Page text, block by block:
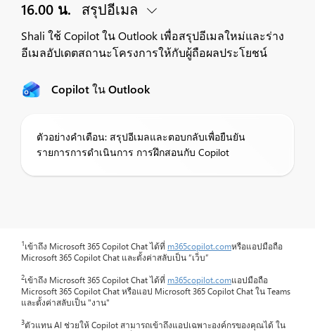
16.00 น. สรุปอีเมล
Shali ใช้ Copilot ใน Outlook เพื่อสรุปอีเมลใหม่และร่าง
อีเมลอัปเดตสถานะโครงการให้กับผู้ถือผลประโยชน์
Copilot ใน Outlook
ตัวอย่างคำเตือน: สรุปอีเมลและตอบกลับเพื่อยืนยัน
รายการการดำเนินการ การฝึกสอนกับ Copilot
1เข้าถึง Microsoft 365 Copilot Chat ได้ที่ m365copilot.comหรือแอปมือถือ
Microsoft 365 Copilot Chat และตั้งค่าสลับเป็น “เว็บ”
2เข้าถึง Microsoft 365 Copilot Chat ได้ที่ m365copilot.comแอปมือถือ
Microsoft 365 Copilot Chat หรือแอป Microsoft 365 Copilot Chat ใน Teams
และตั้งค่าสลับเป็น "งาน"
3ตัวแทน AI ช่วยให้ Copilot สามารถเข้าถึงแอปเฉพาะองค์กรของคุณได้ ใน